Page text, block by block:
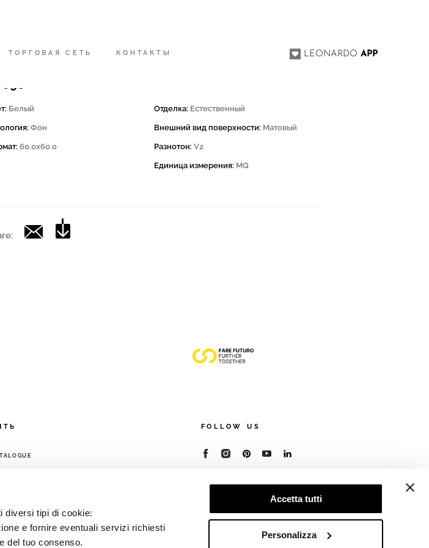
diversi tipi di cookie:
e fornire eventuali servizi richiesti
del tuo consenso.
Accetta tutti
Personalizza
ТОРГОВАЯ СЕТЬ КОНТАКТЫ LEONARDOAPP
Белый
Фон
60.0x60.0
Отделка: Естественный
Внешний вид поверхности: Матовый
Разнотон: V2
Единица измерения: MQ
FOLLOW US
© 2026 - Cooperativa Ceramica d’Imola
R.E.A. BO 5545